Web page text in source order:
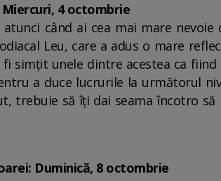
Miercuri, 4 octombrie
când ai cea mai mare
Leu, care a adus o mare
simțit unele dintre acestea ca
a duce lucrurile la următorul
trebuie să îți dai seama încotro
Duminică, 8 octombrie